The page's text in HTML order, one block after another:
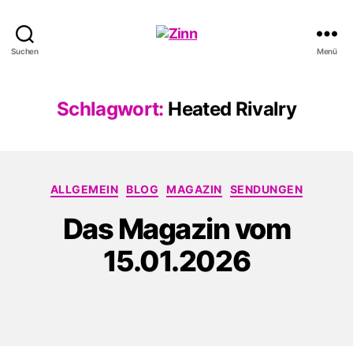
Suchen Menü
Schlagwort: Heated Rivalry
Kategorien
ALLGEMEIN BLOG MAGAZIN SENDUNGEN
Das Magazin vom
15.01.2026